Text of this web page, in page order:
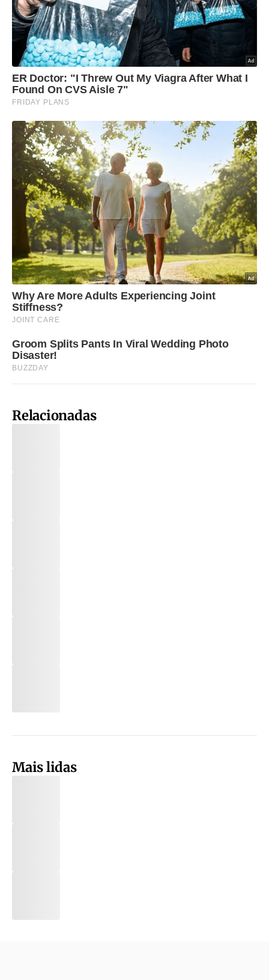
Relacionadas
Mais lidas